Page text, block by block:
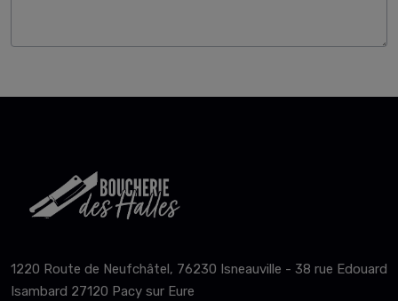
1220 Route de Neufchâtel, 76230 Isneauville - 38 rue Edouard
Isambard 27120 Pacy sur Eure